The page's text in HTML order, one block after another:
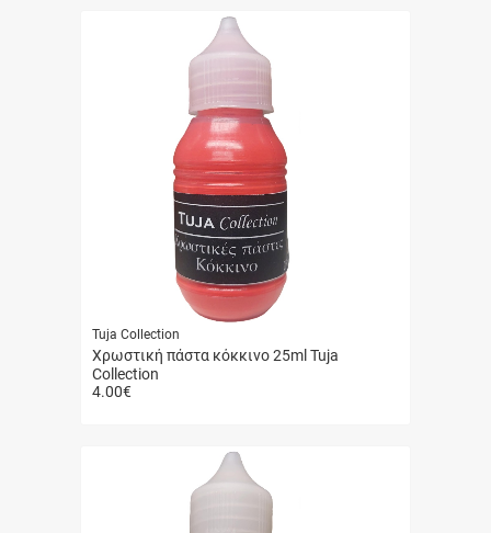
Tuja Collection
Χρωστική πάστα κόκκινο 25ml Tuja
Collection
4.00€